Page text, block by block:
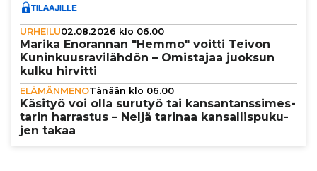
URHEILU02.08.2026 klo 06.00
Marika Enorannan "Hemmo" voitti Teivon
Kunin­kuus­ra­vi­läh­dön – Omistajaa juoksun
kulku hirvitti
ELÄMÄNMENOTänään klo 06.00
Käsityö voi olla surutyö tai kan­san­tans­si­mes­
ta­rin harrastus – Neljä tarinaa kan­sal­lis­pu­ku­
jen takaa